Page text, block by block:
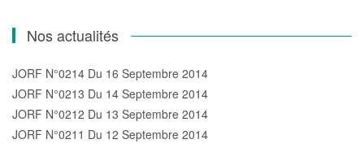
Nos actualités
JORF N°0214 Du 16 Septembre 2014
JORF N°0213 Du 14 Septembre 2014
JORF N°0212 Du 13 Septembre 2014
JORF N°0211 Du 12 Septembre 2014